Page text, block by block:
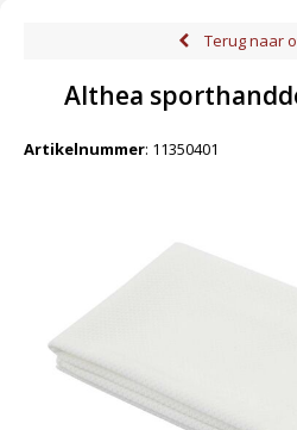
Terug naar
Althea
Artikelnummer: 11350401